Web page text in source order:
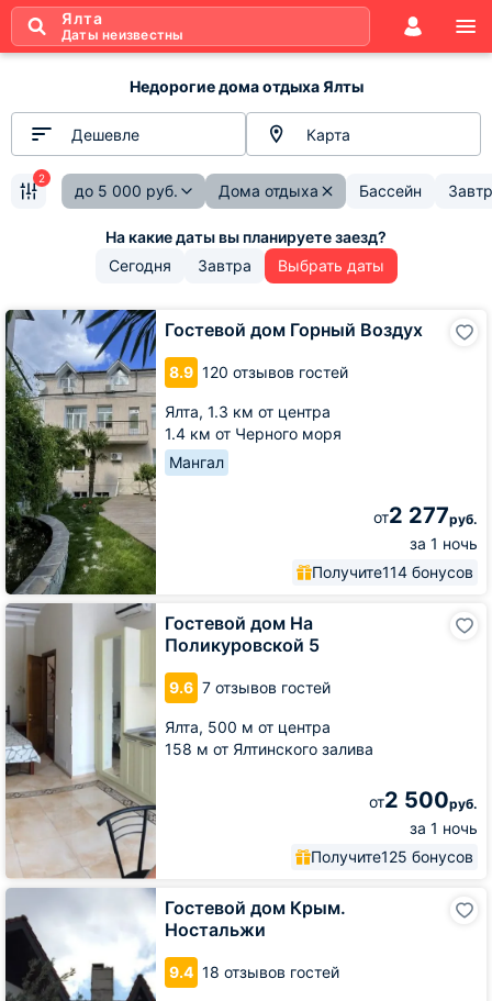
Ялта
Даты неизвестны
Недорогие дома отдыха Ялты
Дешевле Карта
до 5 000 руб. Дома отдыха Бассейн
2
Сегодня Завтра Выбрать даты
Гостевой дом Горный Воздух
8.9 120 отзывов гостей
Ялта, 1.3 км от центра
1.4 км от Черного моря
Мангал
от2 277руб.
за 1 ночь
Получите114 бонусов
Гостевой
дом
Горный
Воздух
Гостевой дом На
Поликуровской 5
9.6 7 отзывов гостей
Ялта, 500 м от центра
158 м от Ялтинского залива
от2 500руб.
за 1 ночь
Получите125 бонусов
Гостевой
дом
Поликуровской
Гостевой дом Крым.
Ностальжи
9.4 18 отзывов гостей
Гостевой
дом
Крым.
Ностальжи